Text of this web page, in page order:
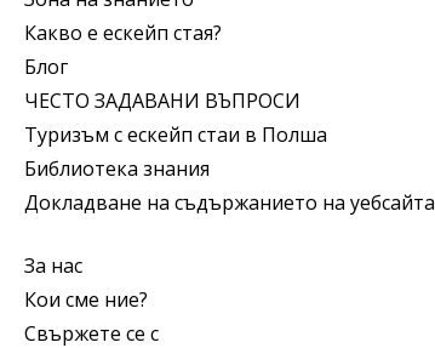
Какво е ескейп стая?
Блог
ЧЕСТО ЗАДАВАНИ ВЪПРОСИ
Туризъм с ескейп стаи в Полша
Библиотека знания
Докладване на съдържанието на уебсайта
За нас
Кои сме ние?
Свържете се с